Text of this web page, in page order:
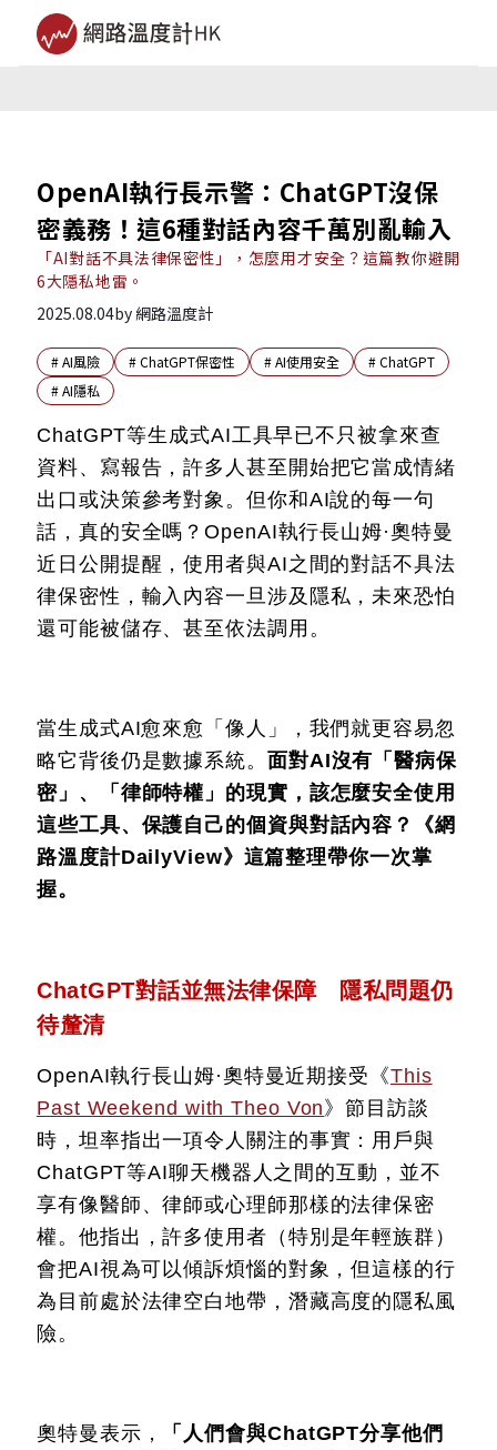
OpenAI執行長示警：ChatGPT沒保
密義務！這6種對話內容千萬別亂輸入
「AI對話不具法律保密性」，怎麼用才安全？這篇教你避開
6大隱私地雷。
2025.08.04by網路溫度計
#AI風險 #ChatGPT保密性 #AI使用安全 #ChatGPT
#AI隱私
ChatGPT等生成式AI工具早已不只被拿來查
資料、寫報告，許多人甚至開始把它當成情緒
出口或決策參考對象。但你和AI說的每一句
話，真的安全嗎？OpenAI執行長山姆·奧特曼
近日公開提醒，使用者與AI之間的對話不具法
律保密性，輸入內容一旦涉及隱私，未來恐怕
還可能被儲存、甚至依法調用。
當生成式AI愈來愈「像人」，我們就更容易忽
略它背後仍是數據系統。 面對AI沒有「醫病保
密」、「律師特權」的現實，該怎麼安全使用
這些工具、保護自己的個資與對話內容？《網
路溫度計DailyView》這篇整理帶你一次掌
握。
ChatGPT對話並無法律保障 隱私問題仍
待釐清
OpenAI執行長山姆·奧特曼近期接受《This
Past Weekend with Theo Von 》節目訪談
時，坦率指出一項令人關注的事實：用戶與
ChatGPT等AI聊天機器人之間的互動，並不
享有像醫師、律師或心理師那樣的法律保密
權。他指出，許多使用者（特別是年輕族群）
會把AI視為可以傾訴煩惱的對象，但這樣的行
為目前處於法律空白地帶，潛藏高度的隱私風
險。
奧特曼表示，
「人們會與ChatGPT分享他們